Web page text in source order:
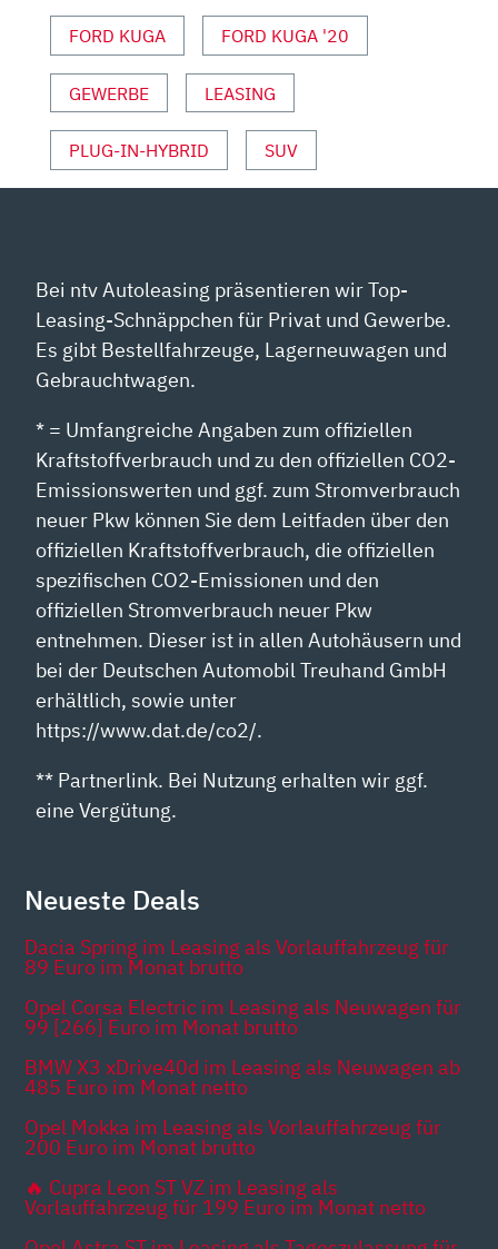
MOTOR
UND
VON
YOUTUBE
ANZEIGEN
FORD KUGA FORD KUGA '20
GEWERBE LEASING
PLUG-IN-HYBRID SUV
Bei ntv Autoleasing präsentieren wir Top-
Leasing-Schnäppchen für Privat und Gewerbe.
Es gibt Bestellfahrzeuge, Lagerneuwagen und
Gebrauchtwagen.
* = Umfangreiche Angaben zum offiziellen
Kraftstoffverbrauch und zu den offiziellen CO2-
Emissionswerten und ggf. zum Stromverbrauch
neuer Pkw können Sie dem Leitfaden über den
offiziellen Kraftstoffverbrauch, die offiziellen
spezifischen CO2-Emissionen und den
offiziellen Stromverbrauch neuer Pkw
entnehmen. Dieser ist in allen Autohäusern und
bei der Deutschen Automobil Treuhand GmbH
erhältlich, sowie unter
https://www.dat.de/co2/.
** Partnerlink. Bei Nutzung erhalten wir ggf.
eine Vergütung.
Neueste Deals
Dacia Spring im Leasing als Vorlauffahrzeug für
89 Euro im Monat brutto
Opel Corsa Electric im Leasing als Neuwagen für
99 [266] Euro im Monat brutto
BMW X3 xDrive40d im Leasing als Neuwagen ab
485 Euro im Monat netto
Opel Mokka im Leasing als Vorlauffahrzeug für
200 Euro im Monat brutto
🔥 Cupra Leon ST VZ im Leasing als
Vorlauffahrzeug für 199 Euro im Monat netto